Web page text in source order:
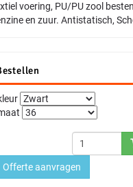
voering, PU/PU zool
en zuur. Antistatisch,
Offerte aanvragen